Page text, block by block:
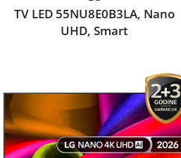
TV LED 55NU8E0B3LA, Nano
UHD, Smart